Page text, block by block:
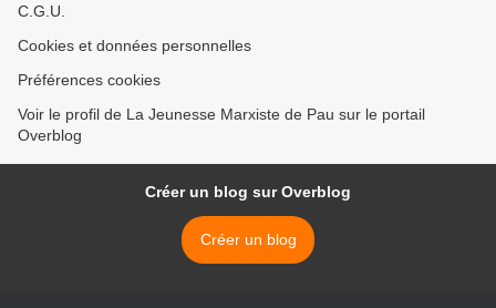
C.G.U.
Cookies et données personnelles
Préférences cookies
Voir le profil de La Jeunesse Marxiste de Pau sur le portail
Overblog
Créer un blog sur Overblog
Créer un blog